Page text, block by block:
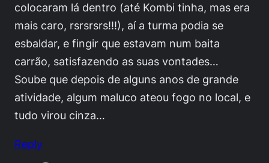
colocaram lá dentro (até Kombi tinha, mas era
mais caro, rsrsrsrs!!!), aí a turma podia se
esbaldar, e fingir que estavam num baita
carrão, satisfazendo as suas vontades…
Soube que depois de alguns anos de grande
atividade, algum maluco ateou fogo no local, e
tudo virou cinza…
Reply